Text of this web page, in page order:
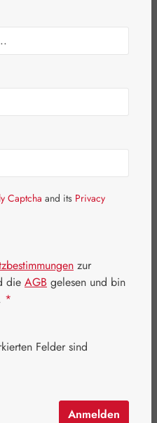
Captcha and its Privacy
zur
die AGB gelesen und bin
*
Felder sind
Anmelden